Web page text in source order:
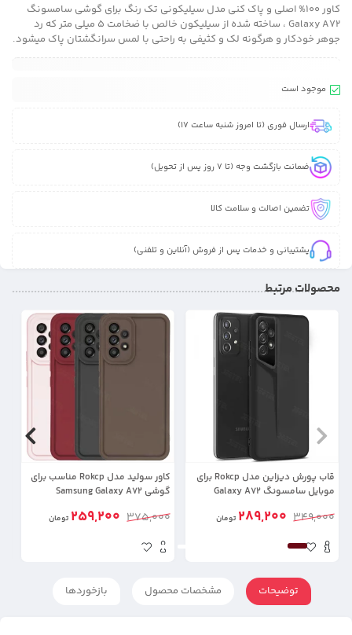
کاور 100% اصلی و پاک کنی مدل سیلیکونی تک رنگ برای گوشی سامسونگ
Galaxy A72 ، ساخته شده از سیلیکون خالص با ضخامت 5 میلی متر که رد
جوهر خودکار و هرگونه لک و کثیفی به راحتی با لمس سرانگشتان پاک میشود.
موجود است
ارسال فوری (تا امروز شنبه ساعت 17)
ضمانت بازگشت وجه (تا 7 روز پس از تحویل)
تضمین اصالت و سلامت کالا
پشتیبانی و خدمات پس از فروش (آنلاین و تلفنی)
محصولات مرتبط
قاب پورش دیزاین مدل Rokcp برای
موبایل سامسونگ Galaxy A72
349,000
289,200 تومان
کاور سولید مدل Rokcp مناسب برای
گوشی Samsung Galaxy A72
375,000
259,200 تومان
توضیحات مشخصات محصول بازخوردها